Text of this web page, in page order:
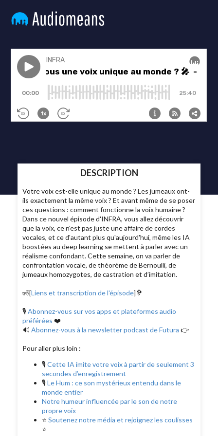
DESCRIPTION
Votre voix est-elle unique au monde ? Les jumeaux ont-
ils exactement la même voix ? Et avant même de se poser
ces questions : comment fonctionne la voix humaine ?
Dans ce nouvel épisode d'INFRA, vous allez découvrir
que la voix, ce n'est pas juste une affaire de cordes
vocales, et ce d'autant plus qu'aujourd'hui, même les IA
boostées au deep learning se mettent à parler avec un
réalisme confondant. Cette semaine, on va parler de
confrontation vocale, de théorème de Bernoulli, de
jumeaux homozygotes, de castration et d’imitation.
🧏[Liens et transcription de l'épisode]🦻
🎙️Abonnez-vous sur vos apps et plateformes audio
préférées ❤️
🔊Abonnez-vous à la newsletter podcast de Futura 👉
Pour aller plus loin :
🎙️Cette IA imite votre voix à partir de seulement 3
secondes d’enregistrement
🎙️Le Hum : ce son mystérieux entendu dans le
monde entier
Notre humeur influencée par le son de notre
propre voix
⭐Soutenez notre média et rejoignez les coulisses
⭐